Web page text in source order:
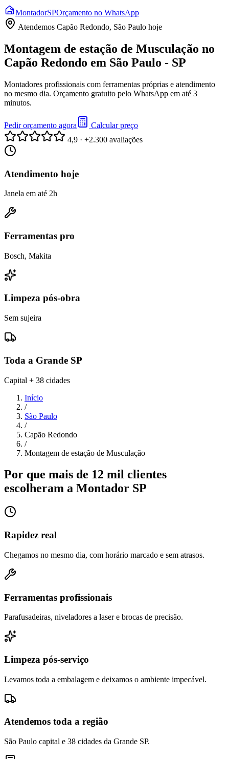
MontadorSPOrçamento no WhatsApp
Atendemos Capão Redondo, São Paulo hoje
Montagem de estação de Musculação no
Capão Redondo em São Paulo - SP
Montadores profissionais com ferramentas próprias e atendimento
no mesmo dia. Orçamento gratuito pelo WhatsApp em até 3
minutos.
Pedir orçamento agora
Calcular preço
4,9 · +2.300 avaliações
Atendimento hoje
Janela em até 2h
Ferramentas pro
Bosch, Makita
Limpeza pós-obra
Sem sujeira
Toda a Grande SP
Capital + 38 cidades
Início
/
São Paulo
/
Capão Redondo
/
Montagem de estação de Musculação
Por que mais de 12 mil clientes
escolheram a Montador SP
Rapidez real
Chegamos no mesmo dia, com horário marcado e sem atrasos.
Ferramentas profissionais
Parafusadeiras, niveladores a laser e brocas de precisão.
Limpeza pós-serviço
Levamos toda a embalagem e deixamos o ambiente impecável.
Atendemos toda a região
São Paulo capital e 38 cidades da Grande SP.